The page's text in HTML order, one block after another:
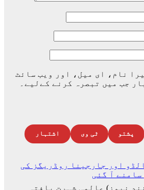
نام، ای میل، اور ویب سائٹ
جب میں تبصرہ کرنے کےلیے۔
پشتو ٹی وی اشتہار
اور جارجینا روڈریگز کی
آ گئی
نیوز) عالمی شہرت یافتہ